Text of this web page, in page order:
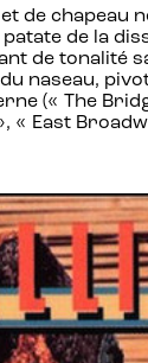
de chapeau
de la
de
naseau,
(« The
« East